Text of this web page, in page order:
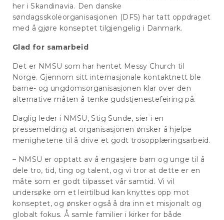
her i Skandinavia. Den danske
søndagsskoleorganisasjonen (DFS) har tatt oppdraget
med å gjøre konseptet tilgjengelig i Danmark.
Glad for samarbeid
Det er NMSU som har hentet Messy Church til
Norge. Gjennom sitt internasjonale kontaktnett ble
barne- og ungdomsorganisasjonen klar over den
alternative måten å tenke gudstjenestefeiring på.
Daglig leder i NMSU, Stig Sunde, sier i en
pressemelding at organisasjonen ønsker å hjelpe
menighetene til å drive et godt trosopplæringsarbeid.
– NMSU er opptatt av å engasjere barn og unge til å
dele tro, tid, ting og talent, og vi tror at dette er en
måte som er godt tilpasset vår samtid. Vi vil
undersøke om et leirtilbud kan knyttes opp mot
konseptet, og ønsker også å dra inn et misjonalt og
globalt fokus. Å samle familier i kirker for både